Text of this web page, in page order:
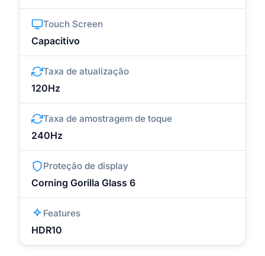
Touch Screen
Capacitivo
Taxa de atualização
120Hz
Taxa de amostragem de toque
240Hz
Proteção de display
Corning Gorilla Glass 6
Features
HDR10